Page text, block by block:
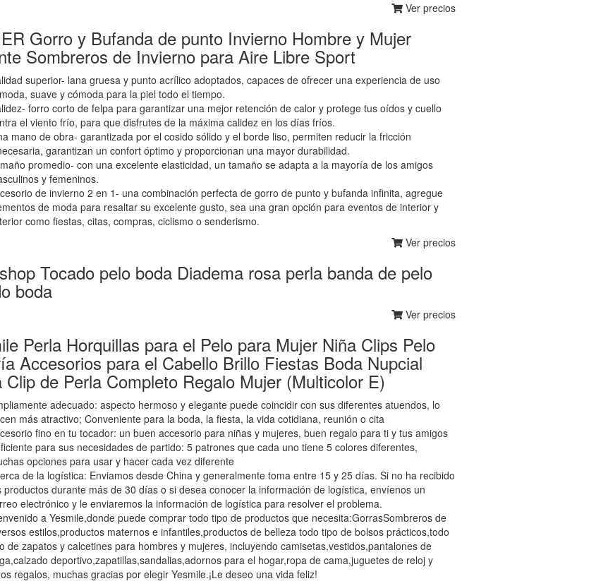
Ver precios
Gorro y Bufanda de punto Invierno Hombre y Mujer
Sombreros de Invierno para Aire Libre Sport
superior- lana gruesa y punto acrílico adoptados, capaces de ofrecer una experiencia de uso
suave y cómoda para la piel todo el tiempo.
forro corto de felpa para garantizar una mejor retención de calor y protege tus oídos y cuello
el viento frío, para que disfrutes de la máxima calidez en los días fríos.
mano de obra- garantizada por el cosido sólido y el borde liso, permiten reducir la fricción
garantizan un confort óptimo y proporcionan una mayor durabilidad.
promedio- con una excelente elasticidad, un tamaño se adapta a la mayoría de los amigos
y femeninos.
de invierno 2 en 1- una combinación perfecta de gorro de punto y bufanda infinita, agregue
de moda para resaltar su excelente gusto, sea una gran opción para eventos de interior y
como fiestas, citas, compras, ciclismo o senderismo.
Ver precios
Tocado pelo boda Diadema rosa perla banda de pelo
boda
Ver precios
Perla Horquillas para el Pelo para Mujer Niña Clips Pelo
Accesorios para el Cabello Brillo Fiestas Boda Nupcial
Clip de Perla Completo Regalo Mujer (Multicolor E)
adecuado: aspecto hermoso y elegante puede coincidir con sus diferentes atuendos, lo
más atractivo; Conveniente para la boda, la fiesta, la vida cotidiana, reunión o cita
fino en tu tocador: un buen accesorio para niñas y mujeres, buen regalo para ti y tus amigos
para sus necesidades de partido: 5 patrones que cada uno tiene 5 colores diferentes,
opciones para usar y hacer cada vez diferente
de la logística: Enviamos desde China y generalmente toma entre 15 y 25 días. Si no ha recibido
productos durante más de 30 días o si desea conocer la información de logística, envíenos un
electrónico y le enviaremos la información de logística para resolver el problema.
a Yesmile,donde puede comprar todo tipo de productos que necesita:GorrasSombreros de
estilos,productos maternos e infantiles,productos de belleza todo tipo de bolsos prácticos,todo
de zapatos y calcetines para hombres y mujeres, incluyendo camisetas,vestidos,pantalones de
deportivo,zapatillas,sandalias,adornos para el hogar,ropa de cama,juguetes de reloj y
regalos, muchas gracias por elegir Yesmile.¡Le deseo una vida feliz!